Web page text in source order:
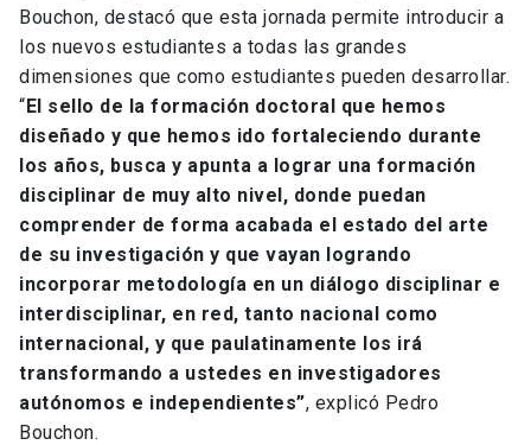
Bouchon, destacó que esta jornada permite introducir a
los nuevos estudiantes a todas las grandes
dimensiones que como estudiantes pueden desarrollar.
“El sello de la formación doctoral que hemos
diseñado y que hemos ido fortaleciendo durante
los años, busca y apunta a lograr una formación
disciplinar de muy alto nivel, donde puedan
comprender de forma acabada el estado del arte
de su investigación y que vayan logrando
incorporar metodología en un diálogo disciplinar e
interdisciplinar, en red, tanto nacional como
internacional, y que paulatinamente los irá
transformando a ustedes en investigadores
autónomos e independientes”, explicó Pedro
Bouchon.